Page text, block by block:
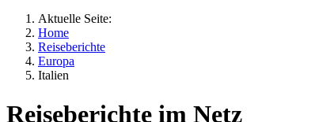
Aktuelle Seite:
Home
Reiseberichte
Europa
Italien
Reiseberichte im Netz